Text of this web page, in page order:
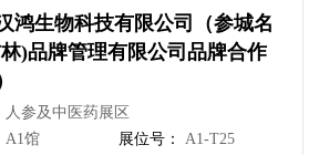
鸿生物科技有限公司（参城名
)品牌管理有限公司品牌合作
人参及中医药展区
A1馆 展位号：
A1-T25